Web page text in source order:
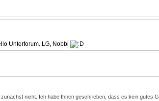
Unterforum. LG, Nobbi
nicht. Ich habe Ihnen geschrieben, dass es kein gutes